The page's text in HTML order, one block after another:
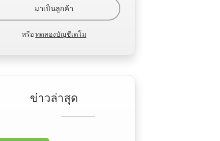
มาเป็นลูกค้า
หรือทดลองบัญชีเดโม
ข่าวล่าสุด